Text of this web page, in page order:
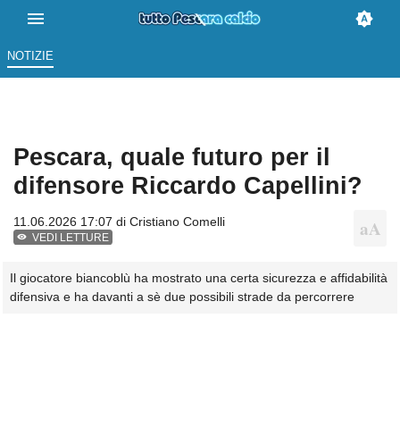
NOTIZIE
Pescara, quale futuro per il
difensore Riccardo Capellini?
11.06.2026 17:07 di Cristiano Comelli
VEDI LETTURE
Il giocatore biancoblù ha mostrato una certa sicurezza e affidabilità
difensiva e ha davanti a sè due possibili strade da percorrere